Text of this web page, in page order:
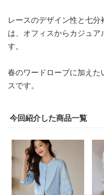
レースのデザイン性と七
は、オフィスからカジュア
す。
春のワードローブに加え
スです。
今回紹介した商品一覧